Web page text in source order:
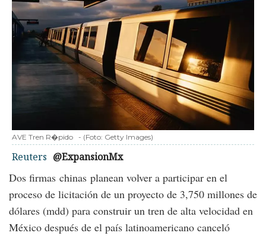
AVE Tren R�pido - (Foto: Getty Images)
Reuters @ExpansionMx
Dos firmas chinas planean volver a participar en el
proceso de licitación de un proyecto de 3,750 millones de
dólares (mdd) para construir un tren de alta velocidad en
México después de el país latinoamericano canceló